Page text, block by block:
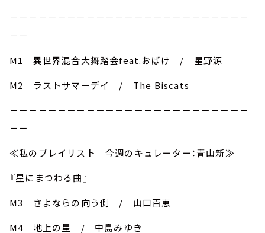
－－－－－－－－－－－－－－－－－－－－－－－－－
－－
M1 異世界混合大舞踏会feat.おばけ / 星野源
M2 ラストサマーデイ / The Biscats
－－－－－－－－－－－－－－－－－－－－－－－－－
－－
≪私のプレイリスト 今週のキュレーター：青山新≫
『星にまつわる曲』
M3 さよならの向う側 / 山口百恵
M4 地上の星 / 中島みゆき